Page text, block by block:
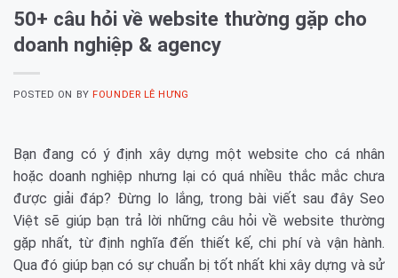
50+ câu hỏi về website thường gặp cho
doanh nghiệp & agency
POSTED ON BYFOUNDER LÊ HƯNG
Bạn đang có ý định xây dựng một website cho cá nhân
hoặc doanh nghiệp nhưng lại có quá nhiều thắc mắc chưa
được giải đáp? Đừng lo lắng, trong bài viết sau đây Seo
Việt sẽ giúp bạn trả lời những câu hỏi về website thường
gặp nhất, từ định nghĩa đến thiết kế, chi phí và vận hành.
Qua đó giúp bạn có sự chuẩn bị tốt nhất khi xây dựng và sử